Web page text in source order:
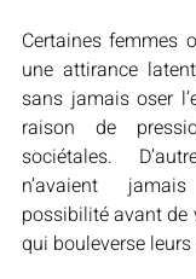
Certaines femmes
une attirance
sans jamais oser
raison de
sociétales.
n’avaient
possibilité avant de
qui bouleverse leurs